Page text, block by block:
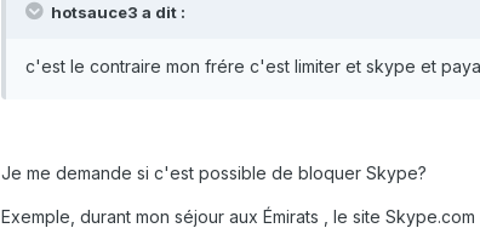
hotsauce3 a dit :
c'est le contraire mon frére c'est limiter et skype et
Je me demande si c'est possible de bloquer Skype?
Exemple, durant mon séjour aux Émirats , le site